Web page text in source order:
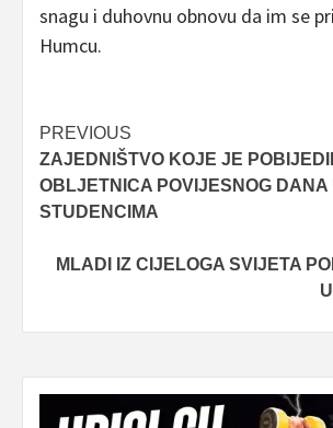
snagu i duhovnu obnovu da im se
Humcu.
Post
navigation
PREVIOUS
ZAJEDNIŠTVO KOJE JE
OBLJETNICA POVIJESNOG DANA
STUDENCIMA
MLADI IZ CIJELOGA SVIJETA